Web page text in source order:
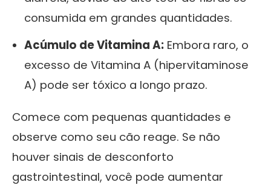
consumida em grandes quantidades.
Acúmulo de Vitamina A: Embora raro, o
excesso de Vitamina A (hipervitaminose
A) pode ser tóxico a longo prazo.
Comece com pequenas quantidades e
observe como seu cão reage. Se não
houver sinais de desconforto
gastrointestinal, você pode aumentar